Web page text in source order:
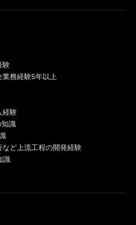
験
業務経験5年以上
経験
知識
など上流工程の開発経験
識